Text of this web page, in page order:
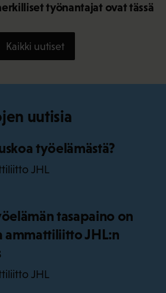
työnantajat ovat tässä
Kaikki uutiset
uutisia
työelämästä?
JHL
tasapaino on
ammattiliitto JHL:n
JHL